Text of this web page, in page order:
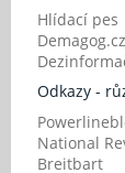
Hlídací pes
Demagog.cz
Odkazy -
National
Breitbart